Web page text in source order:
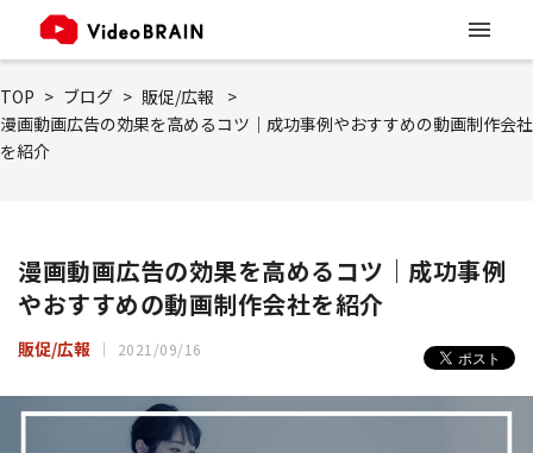
TOP ブログ
販促/広報
漫画動画広告の効果を高めるコツ｜成功事例やおすすめの動画制作会社
を紹介
漫画動画広告の効果を高めるコツ｜成功事例
やおすすめの動画制作会社を紹介
販促/広報 2021/09/16